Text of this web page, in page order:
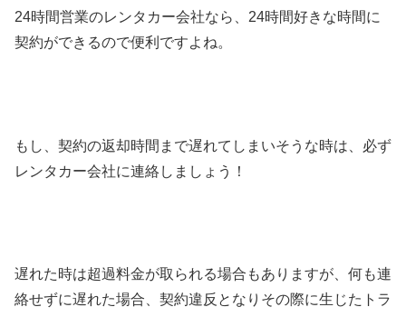
24時間営業のレンタカー会社なら、24時間好きな時間に
契約ができるので便利ですよね。
もし、契約の返却時間まで遅れてしまいそうな時は、必ず
レンタカー会社に連絡しましょう！
遅れた時は超過料金が取られる場合もありますが、何も連
絡せずに遅れた場合、契約違反となりその際に生じたトラ